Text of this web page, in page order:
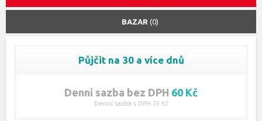
BAZAR (0)
Půjčit na 30 a více dnů
Denní sazba bez DPH 60 Kč
Denní sazba s DPH 73 Kč